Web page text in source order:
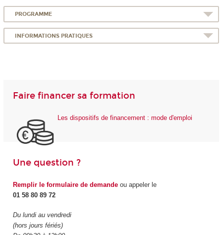
PROGRAMME
INFORMATIONS PRATIQUES
Faire financer sa formation
Les dispositifs de financement : mode d'emploi
Une question ?
Remplir le formulaire de demandeou appeler le
01 58 80 89 72
Du lundi au vendredi
(hors jours fériés)